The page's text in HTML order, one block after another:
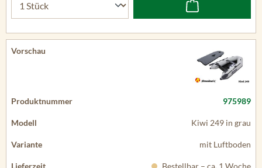
975989
Kiwi 249 in grau
mit Luftboden
Bestellbar – ca. 1 Woche